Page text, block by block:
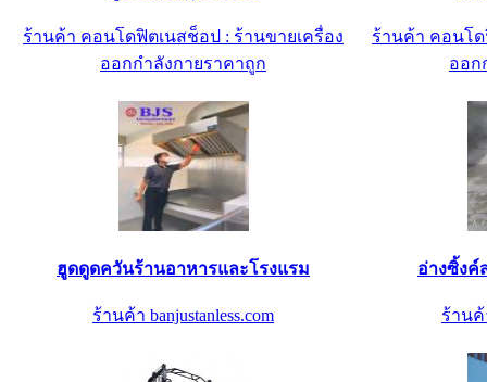
ร้านค้า คอนโดฟิตเนสช็อป : ร้านขายเครื่อง
ออกกำลังกายราคาถูก
ร้านค้า คอนโด
ออก
ฮูดดูดควันร้านอาหารและโรงแรม
ร้านค้า banjustanless.com
อ่างซิ้งค์
ร้านค้